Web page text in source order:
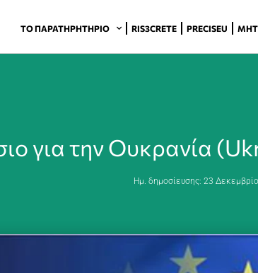
ΤΟ ΠΑΡΑΤΗΡΗΤΉΡΙΟ RIS3CRETE PRECISEU
για την Ουκρανία
Ημ. δημοσίευσης: 23